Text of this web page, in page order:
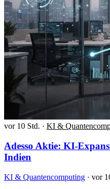
vor 10 Std. · KI &
Adesso Aktie: KI-
Indien
KI & Quantencomputing · vor